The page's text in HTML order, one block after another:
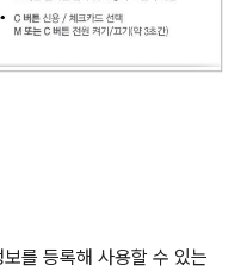
를 등록해 사용할 수 있는